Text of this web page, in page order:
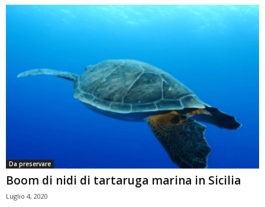
Da preservare
Boom di nidi di tartaruga marina in Sicilia
Luglio 4, 2020